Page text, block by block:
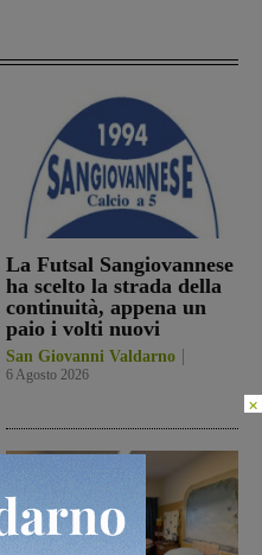
La Futsal Sangiovannese
ha scelto la strada della
continuità, appena un
paio i volti nuovi
San Giovanni Valdarno
6 Agosto 2026
×